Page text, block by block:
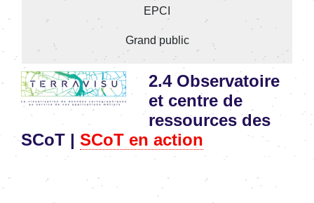
EPCI
Grand public
Image
2.4 Observatoire
et centre de
ressources des
SCoT | SCoT en action